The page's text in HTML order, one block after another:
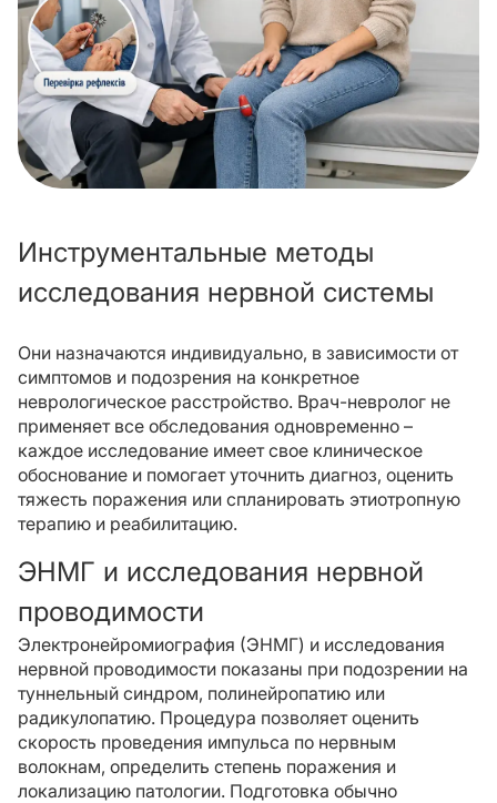
Инструментальные методы
исследования нервной системы
Они назначаются индивидуально, в зависимости от
симптомов и подозрения на конкретное
неврологическое расстройство. Врач-невролог не
применяет все обследования одновременно –
каждое исследование имеет свое клиническое
обоснование и помогает уточнить диагноз, оценить
тяжесть поражения или спланировать этиотропную
терапию и реабилитацию.
ЭНМГ и исследования нервной
проводимости
Электронейромиография (ЭНМГ) и исследования
нервной проводимости показаны при подозрении на
туннельный синдром, полинейропатию или
радикулопатию. Процедура позволяет оценить
скорость проведения импульса по нервным
волокнам, определить степень поражения и
локализацию патологии. Подготовка обычно